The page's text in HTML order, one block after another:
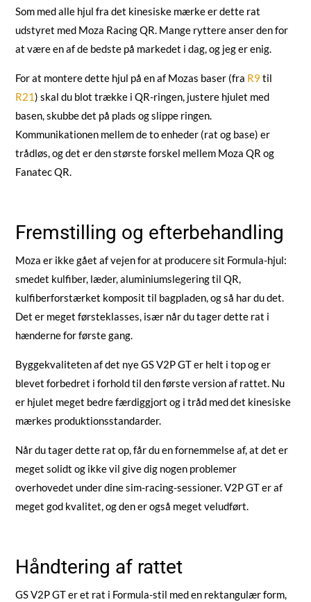
Som med alle hjul fra det kinesiske mærke er dette rat
udstyret med Moza Racing QR. Mange ryttere anser den for
at være en af de bedste på markedet i dag, og jeg er enig.
For at montere dette hjul på en af Mozas baser (fra R9 til
R21) skal du blot trække i QR-ringen, justere hjulet med
basen, skubbe det på plads og slippe ringen.
Kommunikationen mellem de to enheder (rat og base) er
trådløs, og det er den største forskel mellem Moza QR og
Fanatec QR.
Fremstilling og efterbehandling
Moza er ikke gået af vejen for at producere sit Formula-hjul:
smedet kulfiber, læder, aluminiumslegering til QR,
kulfiberforstærket komposit til bagpladen, og så har du det.
Det er meget førsteklasses, især når du tager dette rat i
hænderne for første gang.
Byggekvaliteten af det nye GS V2P GT er helt i top og er
blevet forbedret i forhold til den første version af rattet. Nu
er hjulet meget bedre færdiggjort og i tråd med det kinesiske
mærkes produktionsstandarder.
Når du tager dette rat op, får du en fornemmelse af, at det er
meget solidt og ikke vil give dig nogen problemer
overhovedet under dine sim-racing-sessioner. V2P GT er af
meget god kvalitet, og den er også meget veludført.
Håndtering af rattet
GS V2P GT er et rat i Formula-stil med en rektangulær form,